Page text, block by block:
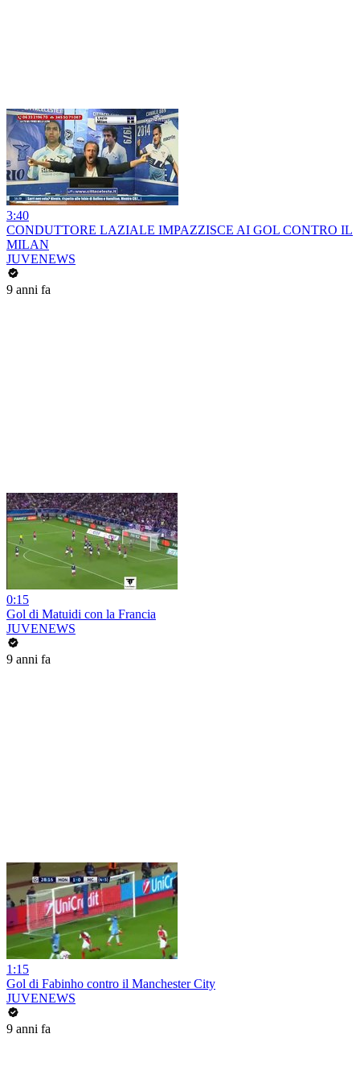
3:40
CONDUTTORE LAZIALE IMPAZZISCE AI GOL CONTRO IL
MILAN
JUVENEWS
9 anni fa
0:15
Gol di Matuidi con la Francia
JUVENEWS
9 anni fa
1:15
Gol di Fabinho contro il Manchester City
JUVENEWS
9 anni fa